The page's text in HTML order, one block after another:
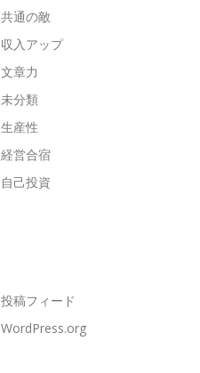
共通の敵
収入アップ
文章力
未分類
生産性
経営合宿
自己投資
投稿フィード
WordPress.org